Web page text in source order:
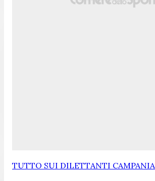
TUTTO SUI DILETTANTI CAMPANIA